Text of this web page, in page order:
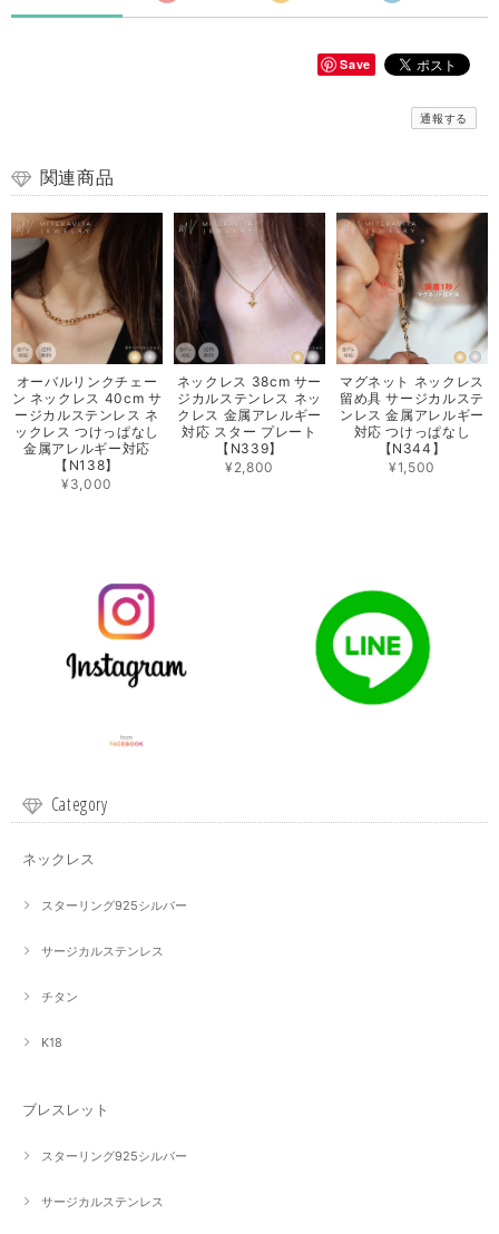
Save
通報する
関連商品
オーバルリンクチェー
ン ネックレス 40cm サ
ージカルステンレス ネ
ックレス つけっぱなし
金属アレルギー対応
【N138】
¥3,000
ネックレス 38cm サー
ジカルステンレス ネッ
クレス 金属アレルギー
対応 スター プレート
【N339】
¥2,800
マグネット ネックレス
留め具 サージカルステ
ンレス 金属アレルギー
対応 つけっぱなし
【N344】
¥1,500
Category
ネックレス
スターリング925シルバー
サージカルステンレス
チタン
K18
ブレスレット
スターリング925シルバー
サージカルステンレス